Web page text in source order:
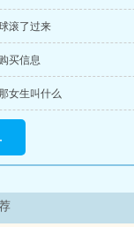
滚了过来
买信息
女生叫什么